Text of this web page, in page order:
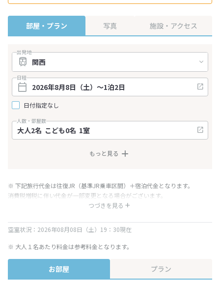
部屋・プラン 写真 施設・アクセス
出発地
日程
日付指定なし
人数・部屋数
もっと見る
つづきを見る
※ 下記旅行代金は往復JR（基準JR乗車区間）＋宿泊代金となります。
消費税増税に伴い代金が一部変更となる場合がございます。
※ 表示されている旅行代金・プラン内容は一定時間ごとに更新されます。最
空室状況：2026年08月08日（土）19：30現在
※ 大人１名あたり料金は参考料金となります。
お部屋 プラン